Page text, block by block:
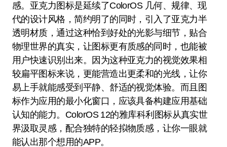
感。亚克力图标是延续了ColorOS 几何、规律、现
代的设计风格，简约明了的同时，引入了亚克力半
透明材质，通过这种恰到好处的光影与细节，贴合
物理世界的真实，让图标更有质感的同时，也能被
用户快速识别出来。因为这种亚克力的视觉效果相
较扁平图标来说，更能营造出更柔和的光线，让你
易上手就能感受到平静、舒适的视觉体验。而且图
标作为应用的最小化窗口，应该具备构建应用基础
认知的能力。ColorOS 12的雅库科利图标从真实世
界汲取灵感，配合独特的轻拟物质感，让你一眼就
能认出那个想用的APP。